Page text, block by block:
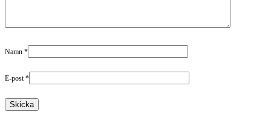
Namn *
E-post*